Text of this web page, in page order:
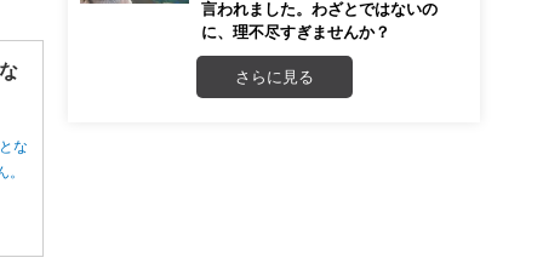
な
。
言われました。わざとではないの
に、理不尽すぎませんか？
さらに見る